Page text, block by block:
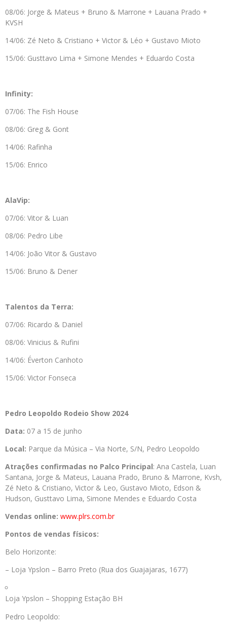
08/06: Jorge & Mateus + Bruno & Marrone + Lauana Prado +
KVSH
14/06: Zé Neto & Cristiano + Victor & Léo + Gustavo Mioto
15/06: Gusttavo Lima + Simone Mendes + Eduardo Costa
Infinity:
07/06: The Fish House
08/06: Greg & Gont
14/06: Rafinha
15/06: Enrico
AlaVip:
07/06: Vitor & Luan
08/06: Pedro Libe
14/06: João Vitor & Gustavo
15/06: Bruno & Dener
Talentos da Terra:
07/06: Ricardo & Daniel
08/06: Vinicius & Rufini
14/06: Éverton Canhoto
15/06: Victor Fonseca
Pedro Leopoldo Rodeio Show 2024
Data: 07 a 15 de junho
Local: Parque da Música – Via Norte, S/N, Pedro Leopoldo
Atrações confirmadas no Palco Principal: Ana Castela, Luan
Santana, Jorge & Mateus, Lauana Prado, Bruno & Marrone, Kvsh,
Zé Neto & Cristiano, Victor & Leo, Gustavo Mioto, Edson &
Hudson, Gusttavo Lima, Simone Mendes e Eduardo Costa
Vendas online: www.plrs.com.br
Pontos de vendas físicos:
Belo Horizonte:
– Loja Ypslon – Barro Preto (Rua dos Guajajaras, 1677)
Loja Ypslon – Shopping Estação BH
Pedro Leopoldo: